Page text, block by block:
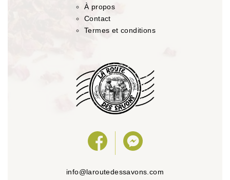
À propos
Contact
Termes et conditions
info@laroutedessavons.com